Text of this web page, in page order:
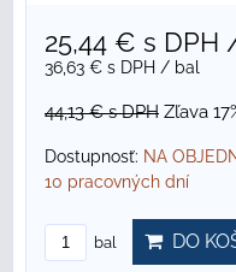
25,44 € s DPH
36,63 € s DPH / bal
44,13 €s DPH Zľava
Dostupnosť: NA
10 pracovných dní
bal DO